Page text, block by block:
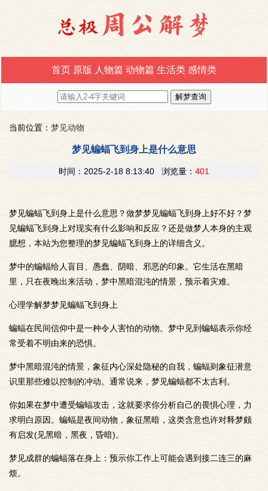
首页 原版 人物篇 动物篇 生活类 感情类
当前位置： 梦见动物
梦见蝙蝠飞到身上是什么意思
时间：2025-2-18 8:13:40 浏览量： 401
梦见蝙蝠飞到身上是什么意思？做梦梦见蝙蝠飞到身上好不好？梦
见蝙蝠飞到身上对现实有什么影响和反应？还是做梦人本身的主观
臆想，本站为您整理的梦见蝙蝠飞到身上的详细含义。
梦中的蝙蝠给人盲目、愚蠢、阴暗、邪恶的印象。它生活在黑暗
里，只在夜晚出来活动，梦中黑暗混沌的情景，预示着灾难。
心理学解梦梦见蝙蝠飞到身上
蝙蝠在民间信仰中是一种令人害怕的动物。梦中见到蝙蝠表示你经
常受着不明由来的恐惧。
梦中黑暗混沌的情景，象征内心深处隐秘的自我，蝙蝠则象征潜意
识里那些难以控制的冲动。通常说来，梦见蝙蝠都不太吉利。
你如果在梦中遭受蝙蝠攻击，这就要求你分析自己的畏惧心理，力
求明白原因。蝙蝠是夜间动物，象征黑暗，这类含意也许对释梦颇
有启发(见黑暗，黑夜，昏暗)。
梦见成群的蝙蝠落在身上：预示你工作上可能会遇到接二连三的麻
烦。